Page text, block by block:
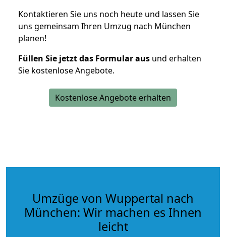
Kontaktieren Sie uns noch heute und lassen Sie
uns gemeinsam Ihren Umzug nach München
planen!
Füllen Sie jetzt das Formular aus und erhalten
Sie kostenlose Angebote.
Kostenlose Angebote erhalten
Umzüge von Wuppertal nach
München: Wir machen es Ihnen
leicht